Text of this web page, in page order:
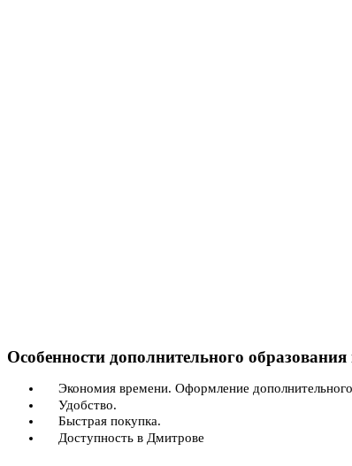
Особенности дополнительного
Экономия времени. Оформление
Удобство.
Быстрая покупка.
Доступность в Дмитрове